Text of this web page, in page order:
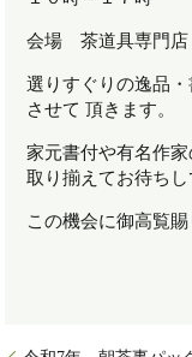
会場 茶道具専門
選りすぐりの逸品
させて 頂きます。
家元書付や有名作
取り揃えてお待ちし
この機会に御高覧